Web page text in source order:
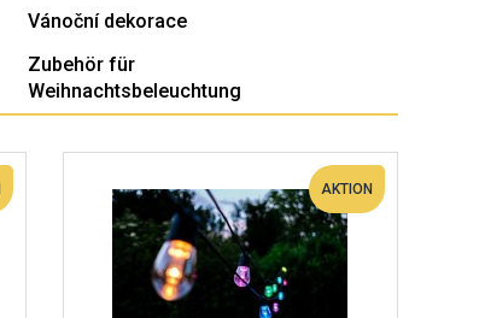
Vánoční dekorace
Zubehör für
Weihnachtsbeleuchtung
AKTION